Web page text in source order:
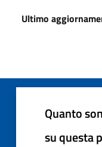
Ultimo
Quanto
su questa